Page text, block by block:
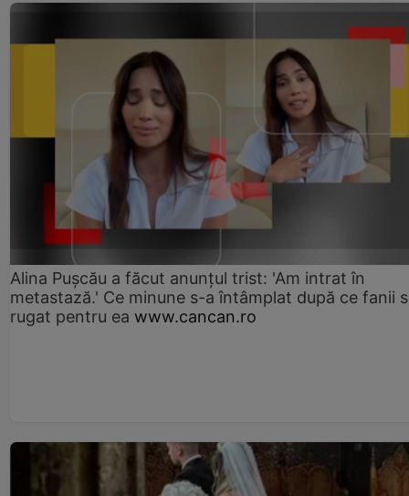
Alina Pușcău a făcut anunțul trist: 'Am intrat în
metastază.' Ce minune s-a întâmplat după ce fanii
rugat pentru ea www.cancan.ro